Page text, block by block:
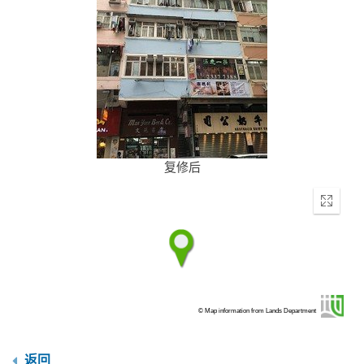
复修后
Enter
© Map information from Lands Department
返回